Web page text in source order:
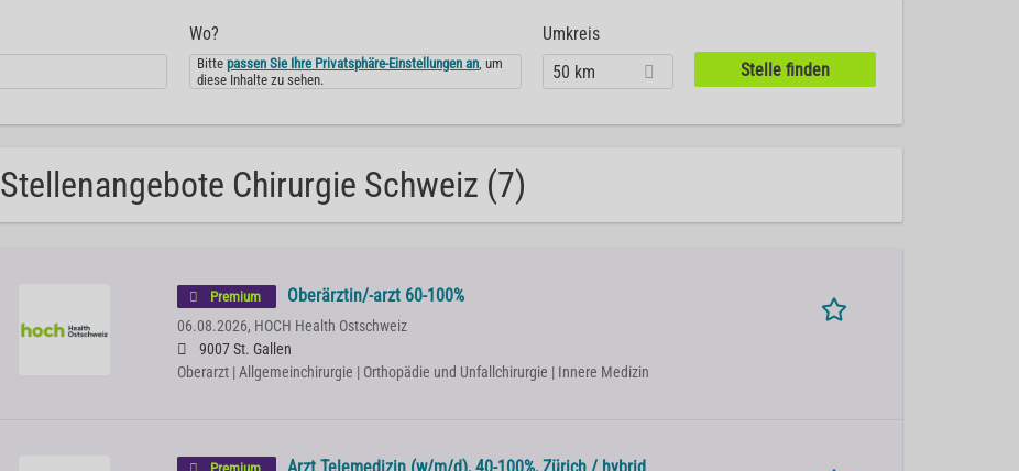
Wo?
Bittepassen Sie Ihre Privatsphäre-Einstellungen an, um
diese Inhalte zu sehen.
Umkreis
50 km
Stellenangebote Chirurgie Schweiz (7)
Premium Oberärztin/-arzt 60-100%
06.08.2026, HOCH Health Ostschweiz
9007 St. Gallen
Oberarzt | Allgemeinchirurgie | Orthopädie und Unfallchirurgie | Innere Medizin